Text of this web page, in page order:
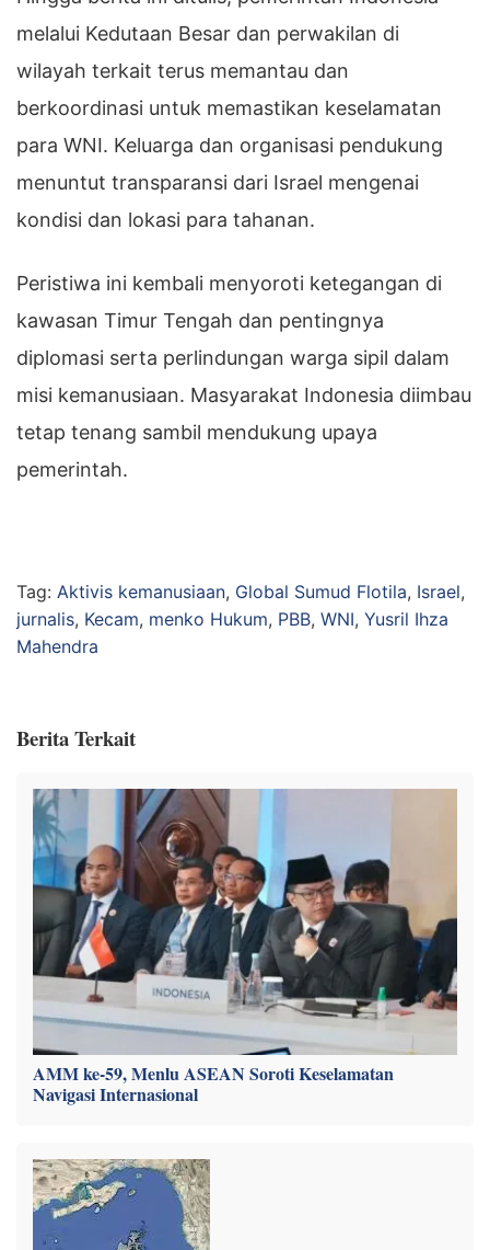
melalui Kedutaan Besar dan perwakilan di
wilayah terkait terus memantau dan
berkoordinasi untuk memastikan keselamatan
para WNI. Keluarga dan organisasi pendukung
menuntut transparansi dari Israel mengenai
kondisi dan lokasi para tahanan.
Peristiwa ini kembali menyoroti ketegangan di
kawasan Timur Tengah dan pentingnya
diplomasi serta perlindungan warga sipil dalam
misi kemanusiaan. Masyarakat Indonesia diimbau
tetap tenang sambil mendukung upaya
pemerintah.
Tag: Aktivis kemanusiaan, Global Sumud Flotila, Israel,
jurnalis, Kecam, menko Hukum, PBB, WNI, Yusril Ihza
Mahendra
Berita Terkait
AMM ke-59, Menlu ASEAN Soroti Keselamatan
Navigasi Internasional